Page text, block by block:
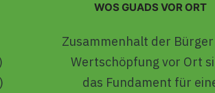
WOS GUADS VOR ORT
Zusammenhalt der
Wertschöpfung vor Ort
das Fundament für